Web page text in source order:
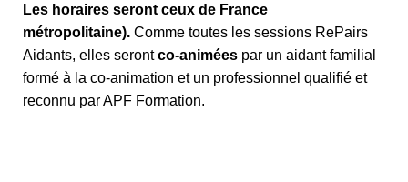
Les horaires seront ceux de France
métropolitaine). Comme toutes les sessions RePairs
Aidants, elles serontco-animées par un aidant familial
formé à la co-animation et un professionnel qualifié et
reconnu par APF Formation.